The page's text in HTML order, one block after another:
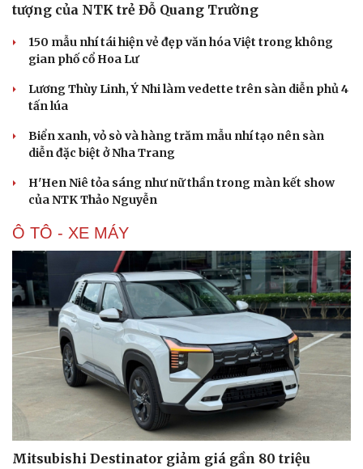
tượng của NTK trẻ Đỗ Quang Trường
150 mẫu nhí tái hiện vẻ đẹp văn hóa Việt trong không
gian phố cổ Hoa Lư
Lương Thùy Linh, Ý Nhi làm vedette trên sàn diễn phủ 4
tấn lúa
Biển xanh, vỏ sò và hàng trăm mẫu nhí tạo nên sàn
diễn đặc biệt ở Nha Trang
H'Hen Niê tỏa sáng như nữ thần trong màn kết show
của NTK Thảo Nguyễn
Ô TÔ - XE MÁY
Mitsubishi Destinator giảm giá gần 80 triệu